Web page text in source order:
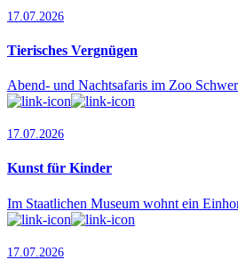
17.07.2026
Tierisches Vergnügen
Abend- und Nachtsafaris im Zoo
17.07.2026
Kunst für Kinder
Im Staatlichen Museum wohnt ein
17.07.2026